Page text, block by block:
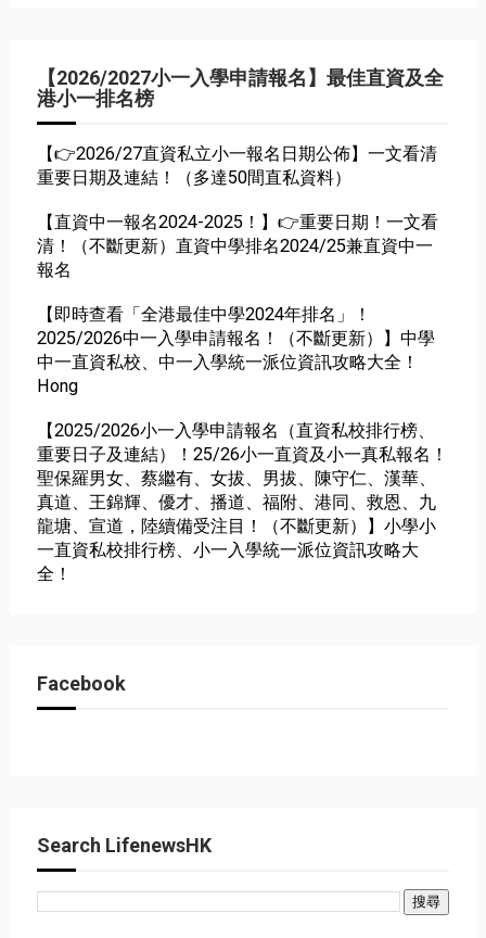
【2026/2027小一入學申請報名】最佳直資及全
港小一排名榜
【👉2026/27直資私立小一報名日期公佈】一文看清
重要日期及連結！（多達50間直私資料）
【直資中一報名2024-2025！】👉重要日期！一文看
清！（不斷更新）直資中學排名2024/25兼直資中一
報名
【即時查看「全港最佳中學2024年排名」！
2025/2026中一入學申請報名！（不斷更新）】中學
中一直資私校、中一入學統一派位資訊攻略大全！
Hong
【2025/2026小一入學申請報名（直資私校排行榜、
重要日子及連結）！25/26小一直資及小一真私報名！
聖保羅男女、蔡繼有、女拔、男拔、陳守仁、漢華、
真道、王錦輝、優才、播道、福附、港同、救恩、九
龍塘、宣道，陸續備受注目！（不斷更新）】小學小
一直資私校排行榜、小一入學統一派位資訊攻略大
全！
Facebook
Search LifenewsHK